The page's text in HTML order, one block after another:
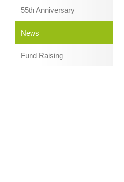
55th Anniversary
News
Fund Raising